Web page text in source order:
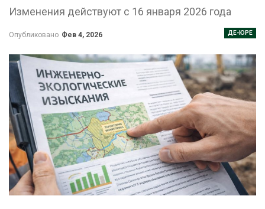
Изменения действуют с 16 января 2026 года
ДЕ-ЮРЕ
Опубликовано Фев 4, 2026